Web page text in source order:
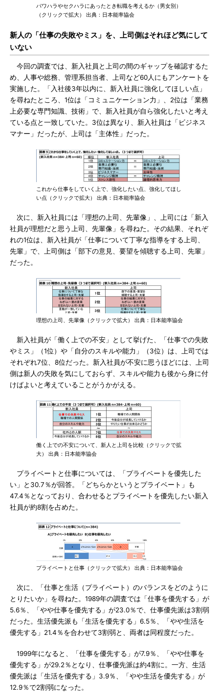
パワハラやセクハラにあったとき転職を考えるか（男女別）
（クリックで拡大） 出典：日本能率協会
新人の「仕事の失敗やミス」を、上司側はそれほど気にして
いない
今回の調査では、新入社員と上司の間のギャップを確認するた
め、人事や総務、管理系担当者、上司など60人にもアンケートを
実施した。「入社後3年以内に、新入社員に強化してほしい点」
を尋ねたところ、1位は「コミュニケーション力」、2位は「業務
上必要な専門知識、技術」で、新入社員が自ら強化したいと考え
ている点と一致していた。3位は異なり、新入社員は「ビジネス
マナー」だったが、上司は「主体性」だった。
これから仕事をしていく上で、強化したい点、強化してほし
い点（クリックで拡大） 出典：日本能率協会
次に、新入社員には「理想の上司、先輩像」、上司には「新入
社員が理想だと思う上司、先輩像」を尋ねた。その結果、それぞ
れの1位は、新入社員が「仕事について丁寧な指導をする上司、
先輩」で、上司側は「部下の意見、要望を傾聴する上司、先輩」
だった。
理想の上司、先輩像（クリックで拡大） 出典：日本能率協会
新入社員が「働く上での不安」として挙げた、「仕事での失敗
やミス」（1位）や「自分のスキルや能力」（3位）は、上司では
それぞれ7位、8位だった。新入社員が不安に思うほどには、上司
側は新人の失敗を気にしておらず、スキルや能力も後から身に付
けばよいと考えていることがうかがえる。
働く上での不安について、新人と上司を比較（クリックで拡
大） 出典：日本能率協会
プライベートと仕事については、「プライベートを優先した
い」と30.7％が回答。「どちらかというとプライベート」も
47.4％となっており、合わせるとプライベートを優先したい新入
社員が約8割を占めた。
プライベートと仕事（クリックで拡大） 出典：日本能率協会
次に、「仕事と生活（プライベート）のバランスをどのように
とりたいか」を尋ねた。1989年の調査では「仕事を優先する」が
5.6％、「やや仕事を優先する」が23.0％で、仕事優先派は3割弱
だった。生活優先派も「生活を優先する」6.5％、「やや生活を
優先する」21.4％を合わせて3割弱と、両者は同程度だった。
1999年になると、「仕事を優先する」が7.9％、「やや仕事を
優先する」が29.2％となり、仕事優先派は約4割に。一方、生活
優先派は「生活を優先する」3.9％、「やや生活を優先する」が
12.9％で2割弱になった。